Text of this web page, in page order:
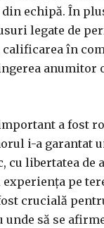
echipă. În
legate de
calificarea în
anumitor
a fost
i-a garantat
cu libertatea de
pe
crucială
unde să se